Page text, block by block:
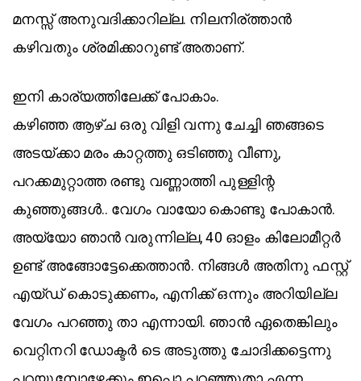
മനസ്സ് അനുവദിക്കാറില്ല. നിലനിര്ത്താൻ
കഴിവതും ശ്രമിക്കാറുണ്ട് അതാണ്.
ഇനി കാര്യത്തിലേക്ക്‌ പോകാം.
കഴിഞ്ഞ ആഴ്ച ഒരു വിളി വന്നു ചേച്ചി ഞങ്ങടെ
അടയ്ക്കാ മരം കാറ്റത്തു ഒടിഞ്ഞു വീണു,
പറക്കമുറ്റാത്ത രണ്ടു വണ്ണാത്തി പുള്ളിന്റ
കുഞ്ഞുങ്ങൾ.. വേഗം വായോ കൊണ്ടു പോകാൻ.
അയ്യോ ഞാൻ വരുന്നില്ല, 40 ഓളം കിലോമീറ്റർ
ഉണ്ട് അങ്ങോട്ടേക്കെത്താൻ. നിങ്ങൾ അതിനു ഫസ്റ്റ്
എയ്ഡ് കൊടുക്കണം, എനിക്ക്‌ ഒന്നും അറിയില്ല
വേഗം പറഞ്ഞു താ എന്നായി. ഞാൻ ഏതെങ്കിലും
വെറ്റിനറി ഡോക്ടർ ടെ അടുത്തു ചോദിക്കട്ടെന്നു